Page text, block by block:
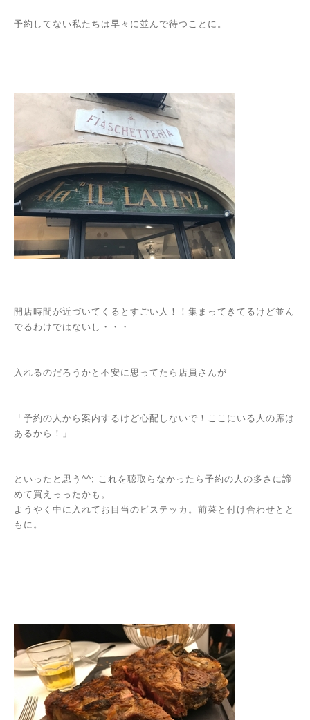
予約してない私たちは早々に並んで待つことに。
開店時間が近づいてくるとすごい人！！集まってきてるけど並ん
でるわけではないし・・・
入れるのだろうかと不安に思ってたら店員さんが
「予約の人から案内するけど心配しないで！ここにいる人の席は
あるから！」
といったと思う^^; これを聴取らなかったら予約の人の多さに諦
めて買えっったかも。
ようやく中に入れてお目当のビステッカ。前菜と付け合わせとと
もに。